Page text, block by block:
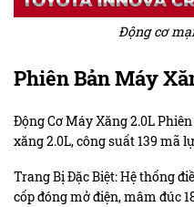
Động cơ
Phiên Bản Máy
Động Cơ Máy Xăng 2.0L
xăng 2.0L, công suất 139 mã
Trang Bị Đặc Biệt: Hệ thống
cốp đóng mở điện, mâm đúc